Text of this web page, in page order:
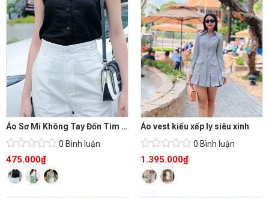
Áo Sơ Mi Không Tay Đốn Tim Phái Đẹp
0 Bình luận
475.000₫
Áo vest kiểu xếp ly siêu xinh
0 Bình luận
1.395.000₫